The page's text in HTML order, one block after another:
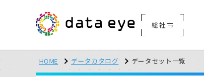
総社市
HOME データカタログ データセット一覧